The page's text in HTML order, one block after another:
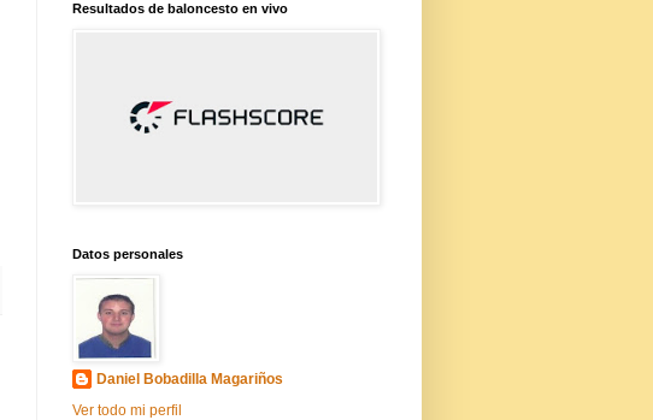
Resultados de baloncesto en vivo
Datos personales
Daniel Bobadilla Magariños
Ver todo mi perfil